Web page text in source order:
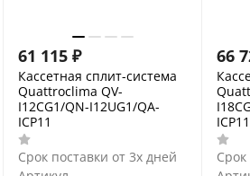
61 115 ₽
Кассетная сплит-система
Quattroclima QV-
I12CG1/QN-I12UG1/QA-
ICP11
Срок поставки от 3х дней
66
ICP11
Срок